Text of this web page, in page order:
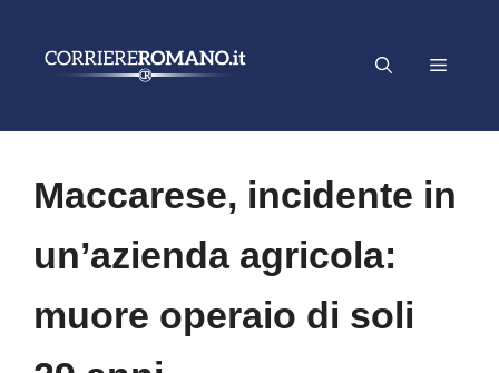
Menu
Maccarese, incidente in
un’azienda agricola:
muore operaio di soli